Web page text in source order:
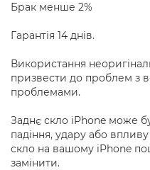
Брак менше 2%
Гарантія 14 днів.
Використання
призвести до проблем з
проблемами.
Заднє скло iPhone може
падіння, удару або
скло на вашому iPhone
замінити.